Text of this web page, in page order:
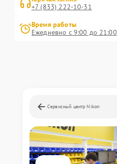
+7 (833) 222-10-31
Время работы
Ежедневно с 9:00 до 21:00
Сервисный центр Nikon